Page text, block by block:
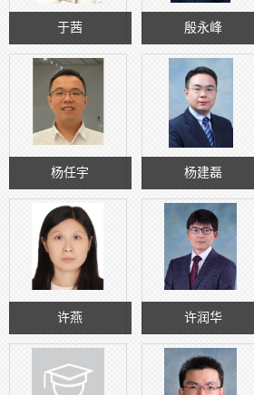
于茜 殷永峰
杨任宇 杨建磊
许燕 许润华